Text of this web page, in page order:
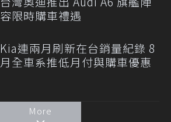
容限時購車禮遇
Kia連兩月刷新在台銷量紀錄 8
月全車系推低月付與購車優惠
More